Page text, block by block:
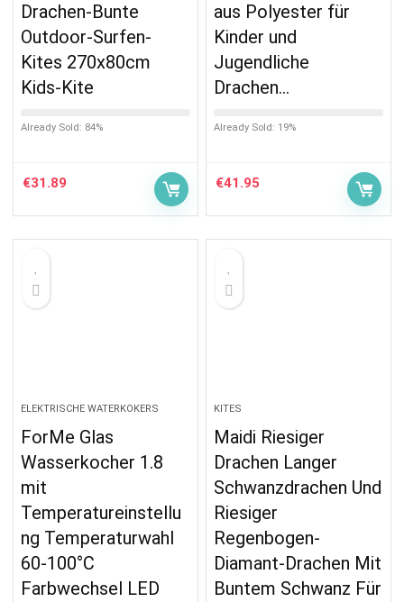
Drachen-Bunte
Outdoor-Surfen-
Kites 270x80cm
Kids-Kite
Already Sold: 84%
€31.89
aus Polyester für
Kinder und
Jugendliche
Drachen…
Already Sold: 19%
€41.95
ELEKTRISCHE WATERKOKERS
ForMe Glas
Wasserkocher 1.8
mit
Temperatureinstellu
ng Temperaturwahl
60-100°C
Farbwechsel LED
KITES
Maidi Riesiger
Drachen Langer
Schwanzdrachen Und
Riesiger
Regenbogen-
Diamant-Drachen Mit
Buntem Schwanz Für